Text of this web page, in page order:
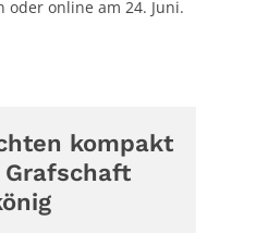
online am 24. Juni.
kompakt
Grafschaft